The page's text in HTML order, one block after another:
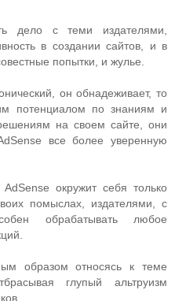
дело с теми издателями,
в создании сайтов, и в
попытки, и жулье.
он обнадеживает, то
потенциалом по знаниям и
на своем сайте, они
все более уверенную
окружит себя только
помыслах, издателями, с
обрабатывать любое
образом относясь к теме
глупый альтруизм